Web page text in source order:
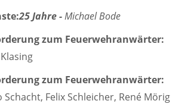
25 Jahre -Michael Bode
zum Feuerwehranwärter:
zum Feuerwehranwärter:
Schacht, Felix Schleicher, René Mörig